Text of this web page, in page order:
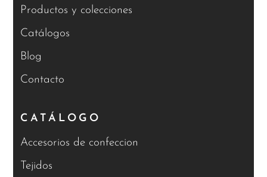
Productos y colecciones
Catálogos
Blog
Contacto
CATÁLOGO
Accesorios de confeccion
Tejidos